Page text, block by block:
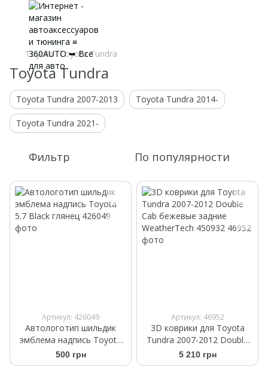
Toyota Toyota Tundra
Toyota Tundra
Toyota Tundra 2007-2013 Toyota Tundra 2014-
Toyota Tundra 2021-
Фильтр По популярности
Артикул: 426049
Автологотип шильдик
эмблема надпись Toyota
5.7 Black глянец
500 грн
Артикул: 46952
3D коврики для Toyota
Tundra 2007-2012 Double
Cab бежевые задние
WeatherTech 450932
5 210 грн